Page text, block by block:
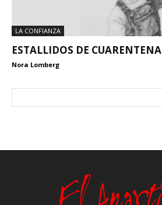
LA CONFIANZA
ESTALLIDOS DE CUARENTENA
Nora Lomberg